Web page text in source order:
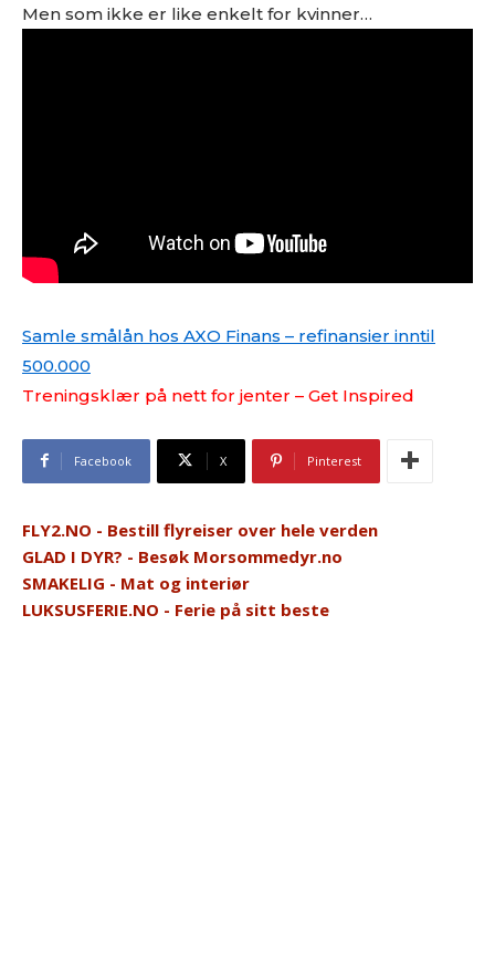
Men som ikke er like enkelt for kvinner…
Samle smålån hos AXO Finans – refinansier inntil
500.000
Treningsklær på nett for jenter – Get Inspired
Facebook X Pinterest
FLY2.NO - Bestill flyreiser over hele verden
GLAD I DYR? - Besøk Morsommedyr.no
SMAKELIG - Mat og interiør
LUKSUSFERIE.NO - Ferie på sitt beste